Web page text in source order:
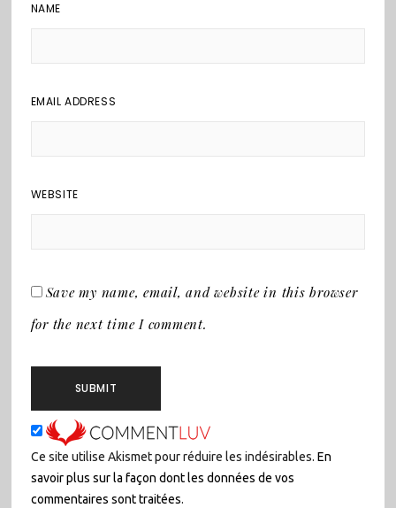
NAME
EMAIL ADDRESS
WEBSITE
Save my name, email, and website in this browser
for the next time I comment.
Ce site utilise Akismet pour réduire les indésirables. En
savoir plus sur la façon dont les données de vos
commentaires sont traitées.